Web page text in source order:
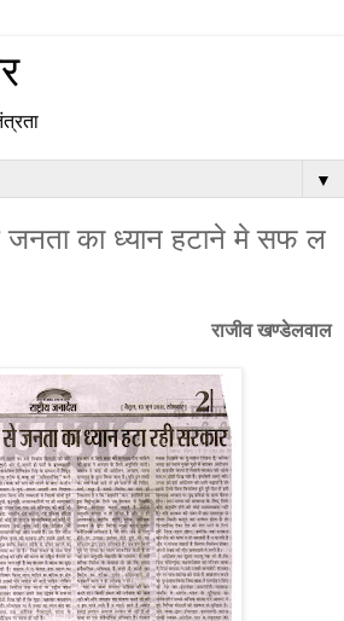
▼
जनता का ध्यान हटाने मे सफ ल
राजीव खण्डेलवाल